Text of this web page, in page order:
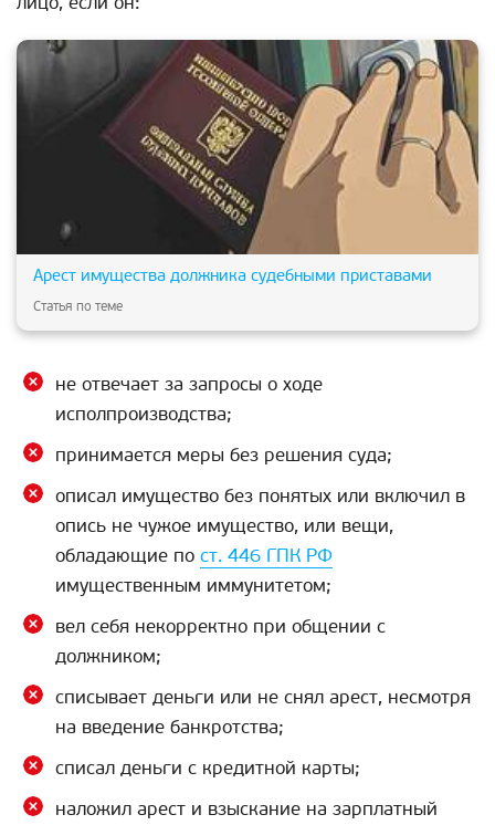
Арест имущества должника судебными приставами
Статья по теме
не отвечает за запросы о ходе
исполпроизводства;
принимается меры без решения суда;
описал имущество без понятых или включил в
опись не чужое имущество, или вещи,
обладающие по ст. 446 ГПК РФ
имущественным иммунитетом;
вел себя некорректно при общении с
должником;
списывает деньги или не снял арест, несмотря
на введение банкротства;
списал деньги с кредитной карты;
наложил арест и взыскание на зарплатный